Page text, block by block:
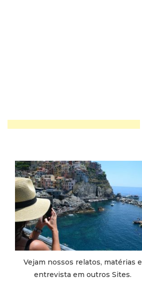
Vejam nossos relatos, matérias e
entrevista em outros Sites.